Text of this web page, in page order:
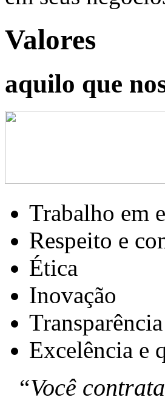
Valores
aquilo que
Trabalho em
Respeito e
Ética
Inovação
Transparência
Excelência e
“Você